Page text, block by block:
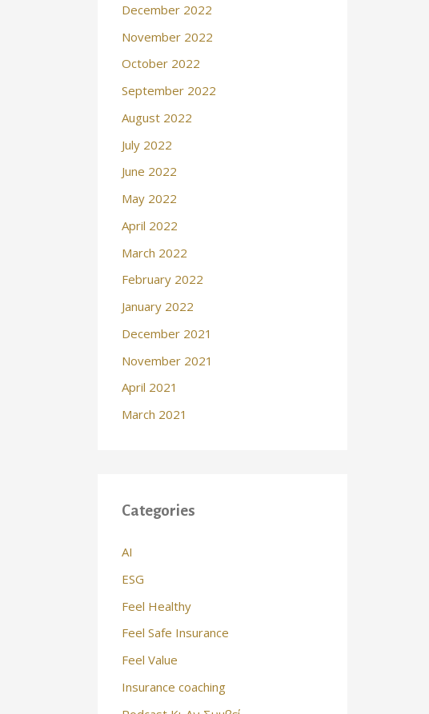
December 2022
November 2022
October 2022
September 2022
August 2022
July 2022
June 2022
May 2022
April 2022
March 2022
February 2022
January 2022
December 2021
November 2021
April 2021
March 2021
Categories
AI
ESG
Feel Healthy
Feel Safe Insurance
Feel Value
Insurance coaching